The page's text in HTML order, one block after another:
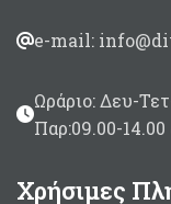
e-mail:
Ωράριο: Δευ-
Παρ:09.00-14.00
Χρήσιμες